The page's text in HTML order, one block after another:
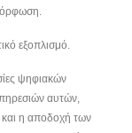
εξοπλισμό.
ψηφιακών
αυτών,
και η αποδοχή των